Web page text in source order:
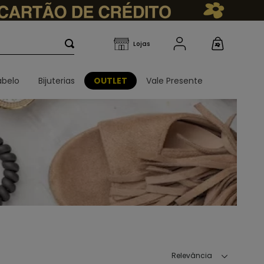
Bijuterias OUTLET Vale Presente
Relevância